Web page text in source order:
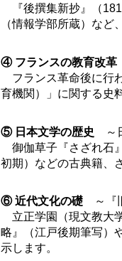
『後撰集新抄』（
（情報学部所蔵）など
④ フランスの教育改革
フランス革命後に行
育機関）」に関する史
⑤ 日本文学の歴史
～
御伽草子『さざれ石
初期）などの古典籍、
⑥ 近代文化の礎～『
立正学園（現文教大
略』（江戸後期筆写）
示します。